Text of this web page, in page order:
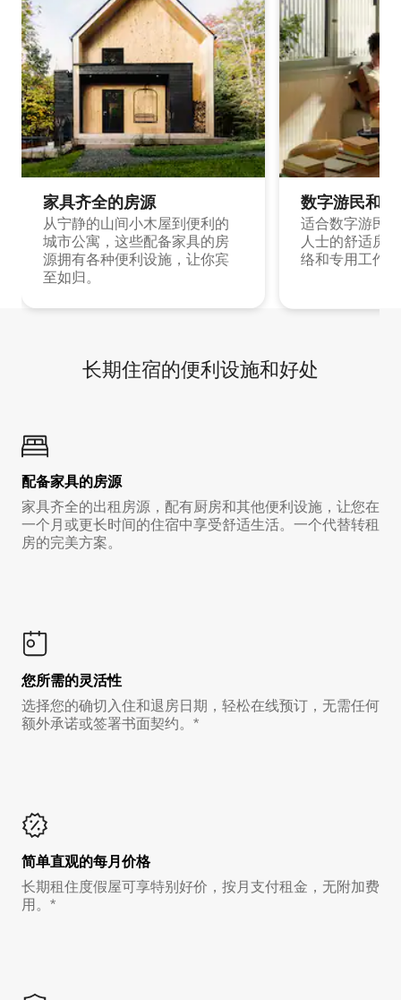
家具齐全的房源
从宁静的山间小木屋到便利的
城市公寓，这些配备家具的房
源拥有各种便利设施，让你宾
至如归。
数字游民和
适合数字游民
人士的舒适房
络和专用工作
长期住宿的便利设施和好处
配备家具的房源
家具齐全的出租房源，配有厨房和其他便利设施，让您在
一个月或更长时间的住宿中享受舒适生活。一个代替转租
房的完美方案。
您所需的灵活性
选择您的确切入住和退房日期，轻松在线预订，无需任何
额外承诺或签署书面契约。*
简单直观的每月价格
长期租住度假屋可享特别好价，按月支付租金，无附加费
用。*